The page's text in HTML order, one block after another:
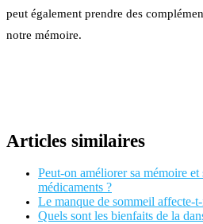
peut également prendre des
notre mémoire.
Articles similaires
Peut-on améliorer sa mémoire
médicaments ?
Le manque de sommeil affecte-
Quels sont les bienfaits de la